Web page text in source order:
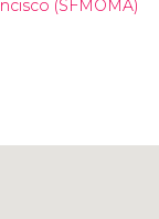
(SFMOMA)